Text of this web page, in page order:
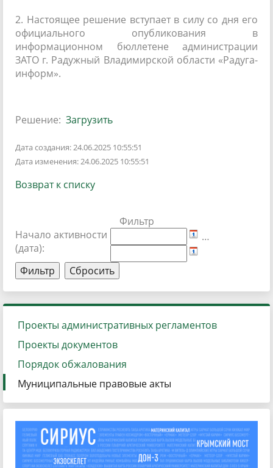
2. Настоящее решение вступает в силу со дня его
официального опубликования в
информационном бюллетене администрации
ЗАТО г. Радужный Владимирской области «Радуга-
информ».
Решение: Загрузить
Дата создания: 24.06.2025 10:55:51
Дата изменения: 24.06.2025 10:55:51
Возврат к списку
Фильтр
Начало активности
(дата):
…
Проекты административных регламентов
Проекты документов
Порядок обжалования
Муниципальные правовые акты